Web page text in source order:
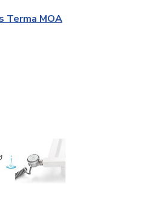
Terma MOA